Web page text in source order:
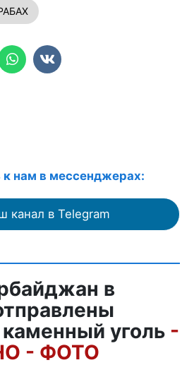
к нам в мессенджерах:
канал в Telegram
в
уголь -
- ФОТО